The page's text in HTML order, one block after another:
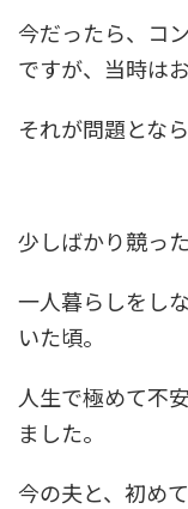
今だったら、コ
ですが、当時は
それが問題とな
少しばかり競っ
一人暮らしをし
いた頃。
人生で極めて不
ました。
今の夫と、初め